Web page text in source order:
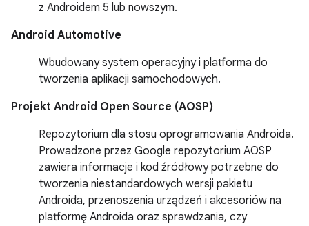
z Androidem 5 lub nowszym.
Android Automotive
Wbudowany system operacyjny i platforma do
tworzenia aplikacji samochodowych.
Projekt Android Open Source (AOSP)
Repozytorium dla stosu oprogramowania Androida.
Prowadzone przez Google repozytorium AOSP
zawiera informacje i kod źródłowy potrzebne do
tworzenia niestandardowych wersji pakietu
Androida, przenoszenia urządzeń i akcesoriów na
platformę Androida oraz sprawdzania, czy